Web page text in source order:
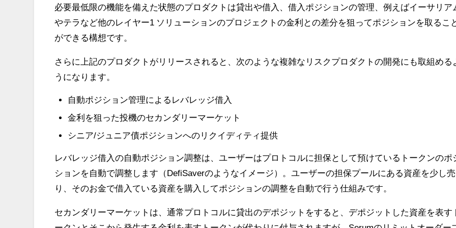
必要最低限の機能を備えた状態のプロダクトは貸出や借入、借入ポジションの管理、例えばイーサリア
やテラなど他のレイヤー1 ソリューションのプロジェクトの金利との差分を狙ってポジションを取るこ
ができる構想です。
さらに上記のプロダクトがリリースされると、次のような複雑なリスクプロダクトの開発にも取組める
うになります。
自動ポジション管理によるレバレッジ借入
金利を狙った投機のセカンダリーマーケット
シニア/ジュニア債ポジションへのリクイディティ提供
レバレッジ借入の自動ポジション調整は、ユーザーはプロトコルに担保として預けているトークンのポ
ションを自動で調整します（DefiSaverのようなイメージ）。ユーザーの担保プールにある資産を少し売
り、そのお金で借入ている資産を購入してポジションの調整を自動で行う仕組みです。
セカンダリーマーケットは、通常プロトコルに貸出のデポジットをすると、デポジットした資産を表す